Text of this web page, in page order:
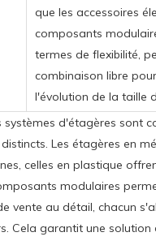
que les accessoires
composants
termes de flexibilité,
combinaison libre
l'évolution de la taille
d'étagères sont
Les étagères en
celles en plastique
modulaires
vente au détail, chacun
Cela garantit une